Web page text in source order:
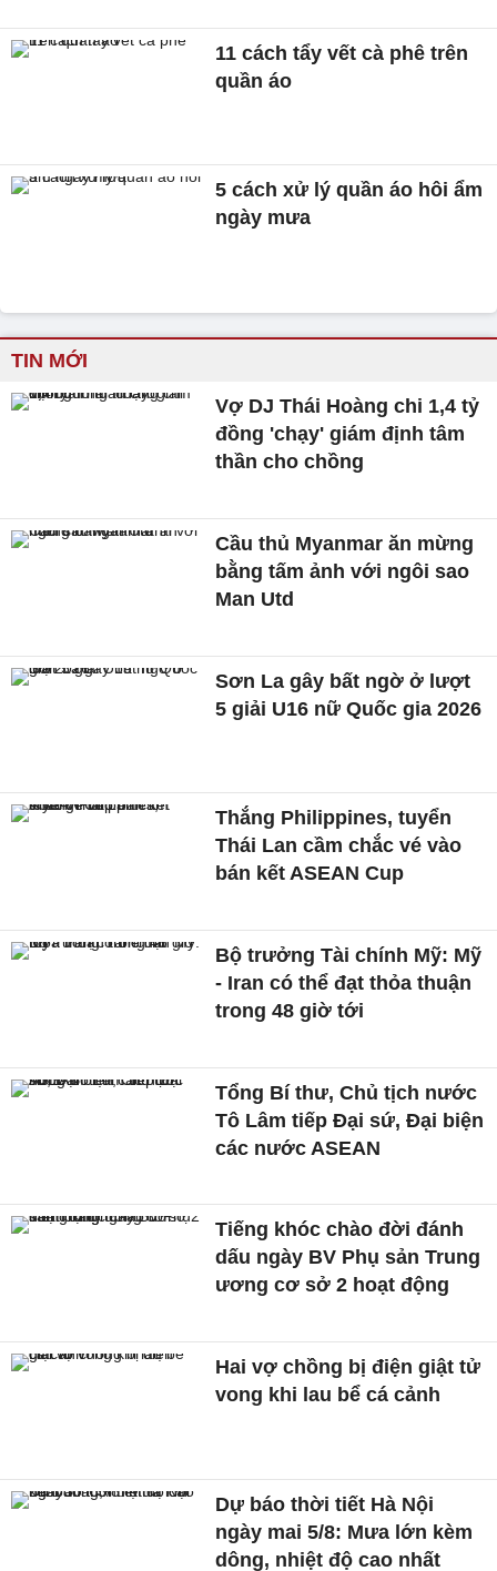
11 cách tẩy vết cà phê trên
quần áo
5 cách xử lý quần áo hôi ẩm
ngày mưa
TIN MỚI
Vợ DJ Thái Hoàng chi 1,4 tỷ
đồng 'chạy' giám định tâm
thần cho chồng
Cầu thủ Myanmar ăn mừng
bằng tấm ảnh với ngôi sao
Man Utd
Sơn La gây bất ngờ ở lượt
5 giải U16 nữ Quốc gia 2026
Thắng Philippines, tuyển
Thái Lan cầm chắc vé vào
bán kết ASEAN Cup
Bộ trưởng Tài chính Mỹ: Mỹ
- Iran có thể đạt thỏa thuận
trong 48 giờ tới
Tổng Bí thư, Chủ tịch nước
Tô Lâm tiếp Đại sứ, Đại biện
các nước ASEAN
Tiếng khóc chào đời đánh
dấu ngày BV Phụ sản Trung
ương cơ sở 2 hoạt động
Hai vợ chồng bị điện giật tử
vong khi lau bể cá cảnh
Dự báo thời tiết Hà Nội
ngày mai 5/8: Mưa lớn kèm
dông, nhiệt độ cao nhất